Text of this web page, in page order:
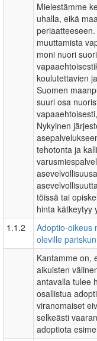
Mielestämme
uhalla, eikä
muuttamista
moni nuori
koulutettavien
Suomen
suuri osa
Nykyinen
tehotonta ja
töissä tai
hinta kätkeytyy
1.1.2
Adoptio-oikeus
oleville
Kantamme on,
aikuisten
antavalla tulee
osallistua
viranomaiset
selkeästi
adoptiota